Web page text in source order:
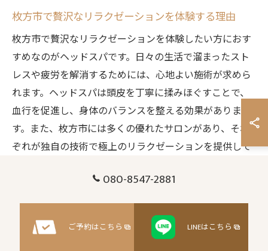
枚方市で贅沢なリラクゼーションを体験する理由
枚方市で贅沢なリラクゼーションを体験したい方におす
すめなのがヘッドスパです。日々の生活で溜まったスト
レスや疲労を解消するためには、心地よい施術が求めら
れます。ヘッドスパは頭皮を丁寧に揉みほぐすことで、
血行を促進し、身体のバランスを整える効果がありま
す。また、枚方市には多くの優れたサロンがあり、それ
ぞれが独自の技術で極上のリラクゼーションを提供して
心も体もリフレッシュすることができるのです。
ヘッドスパが贅沢なひとときを提供する秘密
ヘッドスパが贅沢なひとときを提供する秘密は、その施
080-8547-2881
ご予約はこちら LINEはこちら